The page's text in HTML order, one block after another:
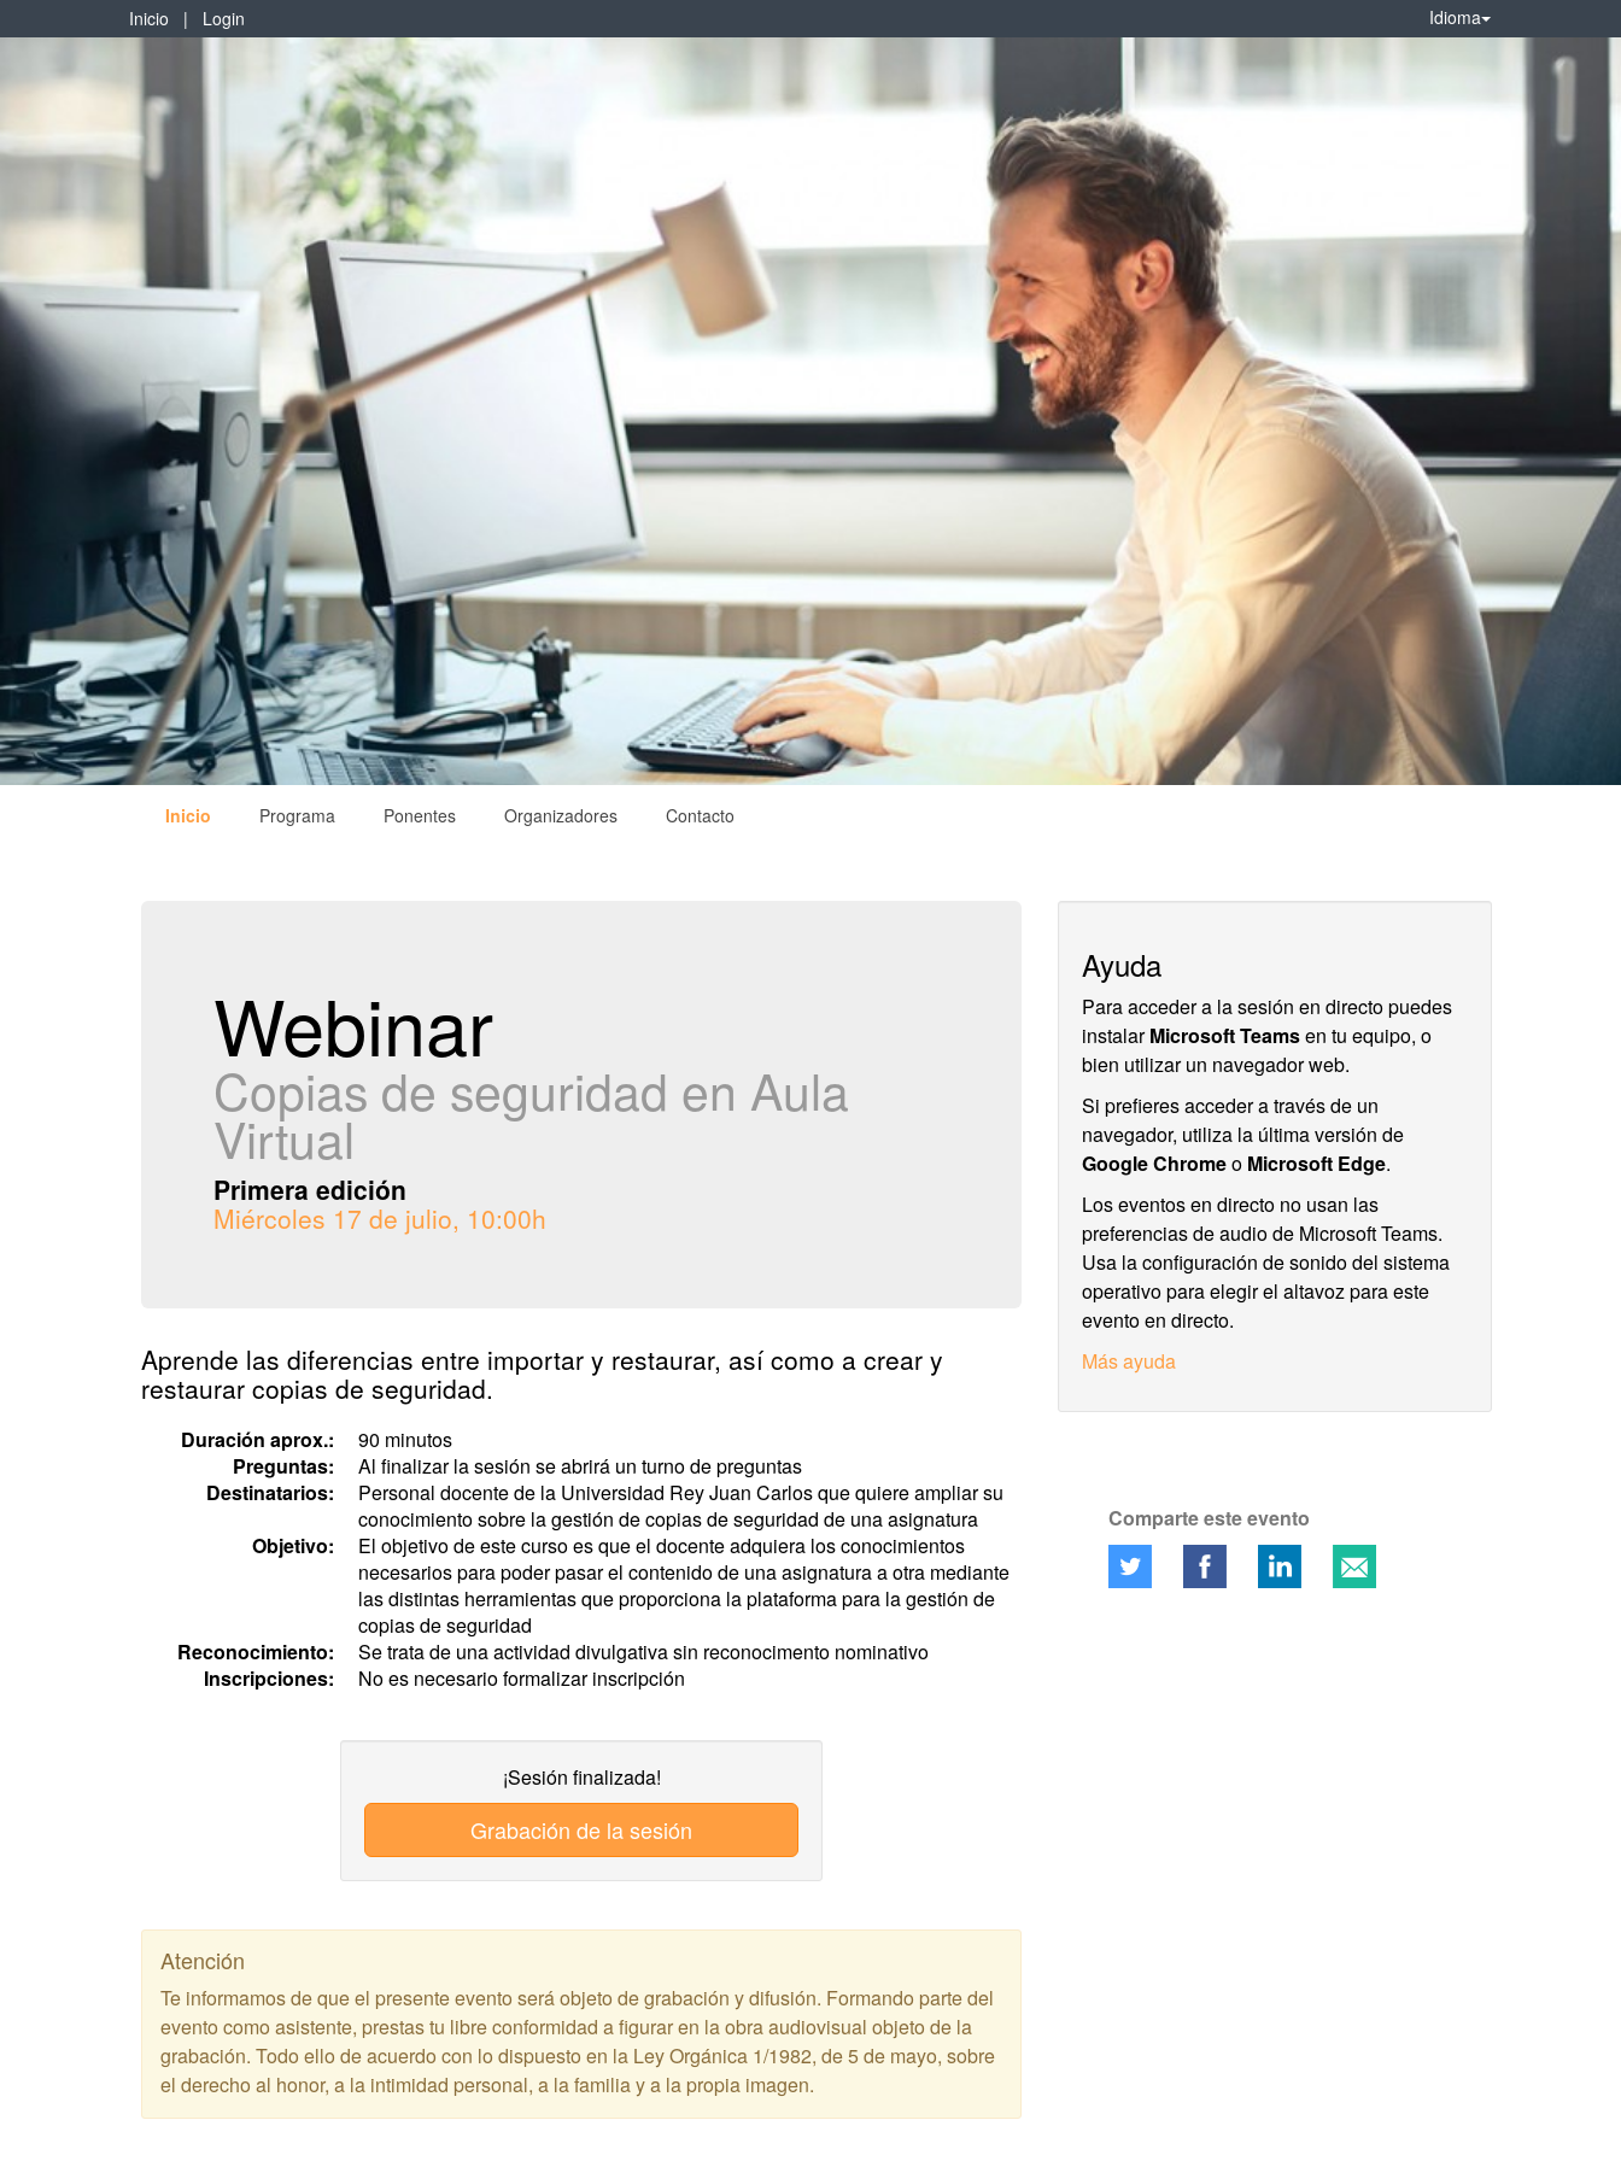
Inicio | Login Idioma
Inicio Programa Ponentes Organizadores Contacto
Ayuda
Para acceder a la sesión en directo puedes
instalarMicrosoft Teamsen tu equipo, o
bien utilizar un navegador web.
Si prefieres acceder a través de un
navegador, utiliza la última versión de
Google Chromeo Microsoft Edge.
Los eventos en directo no usan las
preferencias de audio de Microsoft Teams.
Usa la configuración de sonido del sistema
operativo para elegir el altavoz para este
evento en directo.
Más ayuda
Webinar
Copias de seguridad en Aula
Virtual
Primera edición
Miércoles 17 de julio, 10:00h
Aprende las diferencias entre importar y restaurar, así como a crear y
restaurar copias de seguridad.
Duración aprox.:
90 minutos
Preguntas:
Al finalizar la sesión se abrirá un turno de preguntas
Destinatarios:
Personal docente de la Universidad Rey Juan Carlos que quiere ampliar su
conocimiento sobre la gestión de copias de seguridad de una asignatura
Objetivo:
El objetivo de este curso es que el docente adquiera los conocimientos
necesarios para poder pasar el contenido de una asignatura a otra mediante
las distintas herramientas que proporciona la plataforma para la gestión de
copias de seguridad
Reconocimiento:
Se trata de una actividad divulgativa sin reconocimento nominativo
Inscripciones:
No es necesario formalizar inscripción
¡Sesión finalizada!
Grabación de la sesión
Atención
Te informamos de que el presente evento será objeto de grabación y difusión. Formando parte del
evento como asistente, prestas tu libre conformidad a figurar en la obra audiovisual objeto de la
grabación. Todo ello de acuerdo con lo dispuesto en la Ley Orgánica 1/1982, de 5 de mayo, sobre
el derecho al honor, a la intimidad personal, a la familia y a la propia imagen.
Comparte este evento